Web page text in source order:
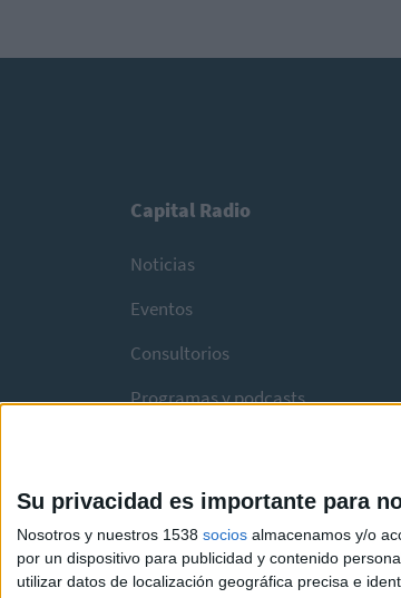
Su privacidad es importante para
Nosotros y nuestros 1538 socios almacenamos y/o
por un dispositivo para publicidad y contenido
utilizar datos de localización geográfica precisa e
Capital Radio
Noticias
Eventos
Consultorios
Programas y podcasts